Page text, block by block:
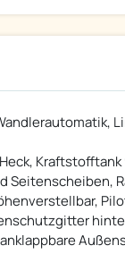
Seitenscheiben,